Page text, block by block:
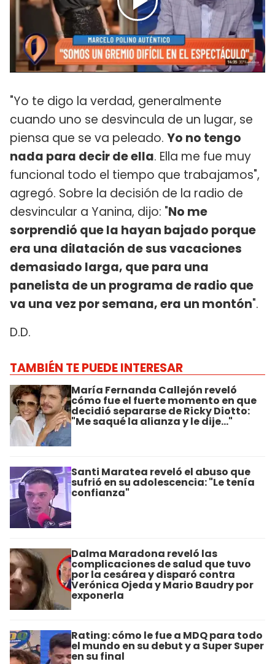
"Yo te digo la verdad, generalmente
cuando uno se desvincula de un lugar, se
piensa que se va peleado. Yo no tengo
nada para decir de ella. Ella me fue muy
funcional todo el tiempo que trabajamos",
agregó. Sobre la decisión de la radio de
desvincular a Yanina, dijo: "No me
sorprendió que la hayan bajado porque
era una dilatación de sus vacaciones
demasiado larga, que para una
panelista de un programa de radio que
va una vez por semana, era un montón".
D.D.
TAMBIÉN TE PUEDE INTERESAR
María Fernanda Callejón reveló
cómo fue el fuerte momento en que
decidió separarse de Ricky Diotto:
"Me saqué la alianza y le dije..."
Santi Maratea reveló el abuso que
sufrió en su adolescencia: "Le tenía
confianza"
Dalma Maradona reveló las
complicaciones de salud que tuvo
por la cesárea y disparó contra
Verónica Ojeda y Mario Baudry por
exponerla
Rating: cómo le fue a MDQ para todo
el mundo en su debut y a Super Super
en su final